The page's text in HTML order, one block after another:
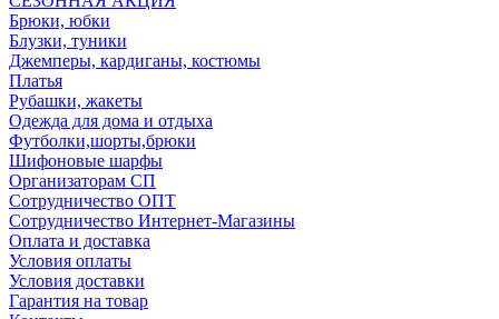
Брюки, юбки
Блузки, туники
Джемперы, кардиганы, костюмы
Платья
Рубашки, жакеты
Одежда для дома и отдыха
Футболки,шорты,брюки
Шифоновые шарфы
Организаторам СП
Сотрудничество ОПТ
Сотрудничество Интернет-Магазины
Оплата и доставка
Условия оплаты
Условия доставки
Гарантия на товар